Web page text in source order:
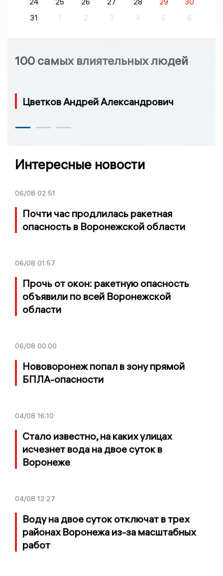
24 25 26 27 28 29
30
31
1 2 3 4 5 6
100 самых влиятельных людей
Цветков Андрей Александрович
Интересные новости
06/08 02:51
Почти час продлилась ракетная
опасность в Воронежской области
06/08 01:57
Прочь от окон: ракетную опасность
объявили по всей Воронежской
области
06/08 00:00
Нововоронеж попал в зону прямой
БПЛА-опасности
04/08 16:10
Стало известно, на каких улицах
исчезнет вода на двое суток в
Воронеже
04/08 12:27
Воду на двое суток отключат в трех
районах Воронежа из-за масштабных
работ